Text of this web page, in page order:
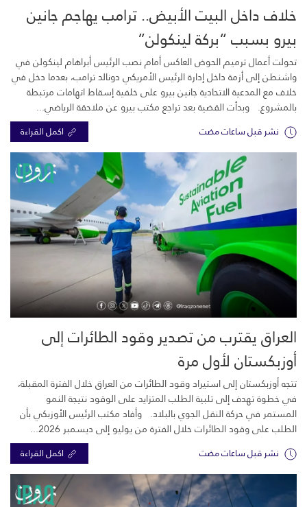
خلاف داخل البيت الأبيض.. ترامب يهاجم جانين
بيرو بسبب “بركة لينكولن”
تحولت أعمال ترميم الحوض العاكس أمام نصب الرئيس أبراهام لينكولن في
واشنطن إلى أزمة داخل إدارة الرئيس الأمريكي دونالد ترامب، بعدما دخل في
خلاف مع المدعية الاتحادية جانين بيرو على خلفية إسقاط اتهامات مرتبطة
بالمشروع. وبدأت القضية بعد تراجع مكتب بيرو عن ملاحقة الرياضي...
نشر قبل ساعات مضت اكمل القراءة
العراق يقترب من تصدير وقود الطائرات إلى
أوزبكستان لأول مرة
تتجه أوزبكستان إلى استيراد وقود الطائرات من العراق خلال الفترة المقبلة،
في خطوة تهدف إلى تلبية الطلب المتزايد على الوقود نتيجة النمو
المستمر في حركة النقل الجوي بالبلاد. وأفاد مكتب الرئيس الأوزبكي بأن
الطلب على وقود الطائرات خلال الفترة من يوليو إلى ديسمبر 2026...
نشر قبل ساعات مضت اكمل القراءة